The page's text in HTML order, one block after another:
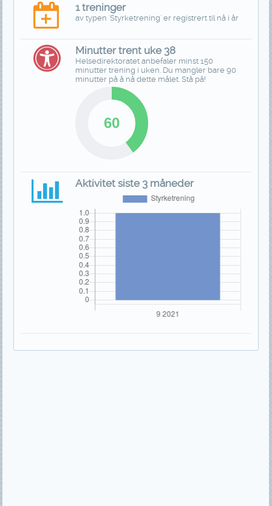
1 treninger
av typen 'Styrketrening' er registrert til nå i år
Minutter trent uke 38
Helsedirektoratet anbefaler minst 150
minutter trening i uken. Du mangler bare 90
minutter på å nå dette målet. Stå på!
Aktivitet siste 3 måneder